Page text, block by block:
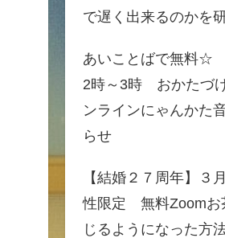
で遅く出来るのかを
あいことばで無料☆
2時～3時 おかたづ
ンラインにゃんかた
らせ
【結婚２７周年】
性限定 無料Zoom
じるようになった方